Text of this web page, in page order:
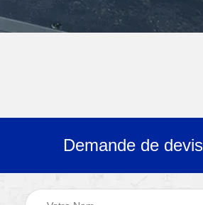
Demande de